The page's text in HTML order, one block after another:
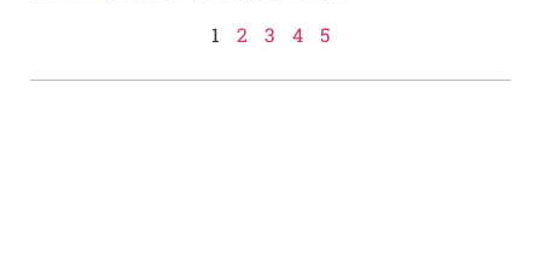
1 2 3 4 5